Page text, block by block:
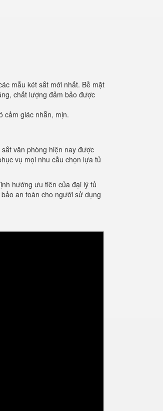
mẫu két sắt mới nhất. Bề mặt
chất lượng đảm bảo được
cảm giác nhẵn, mịn.
văn phòng hiện nay được
vụ mọi nhu cầu chọn lựa tủ
hướng ưu tiên của đại lý tủ
an toàn cho người sử dụng